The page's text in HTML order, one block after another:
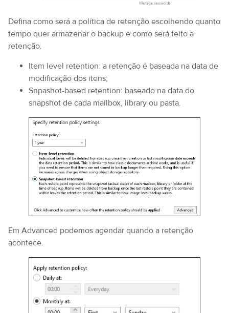
Defina como será a política de retenção escolhendo quanto
tempo quer armazenar o backup e como será feito a
retenção.
Item level retention: a retenção é baseada na data de
modificação dos itens;
Snpashot-based retention: baseado na data do
snapshot de cada mailbox, library ou pasta.
Em Advanced podemos agendar quando a retenção
acontece.